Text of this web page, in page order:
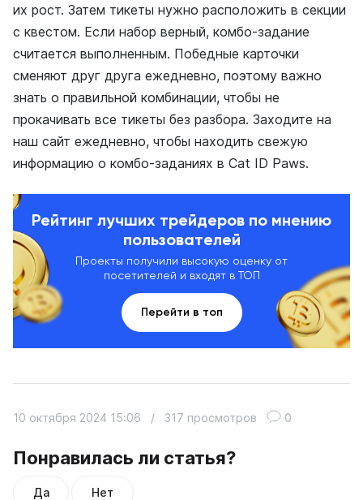
их рост. Затем тикеты нужно расположить в секции
с квестом. Если набор верный, комбо-задание
считается выполненным. Победные карточки
сменяют друг друга ежедневно, поэтому важно
знать о правильной комбинации, чтобы не
прокачивать все тикеты без разбора. Заходите на
наш сайт ежедневно, чтобы находить свежую
информацию о комбо-заданиях в Cat ID Paws.
Рейтинг лучших трейдеров по мнению
пользователей
Проекты получили высокую оценку от
посетителей и входят в ТОП
Перейти в топ
Понравилась ли статья?
Да Нет
10 октября 2024 15:06 / 317 просмотров 0